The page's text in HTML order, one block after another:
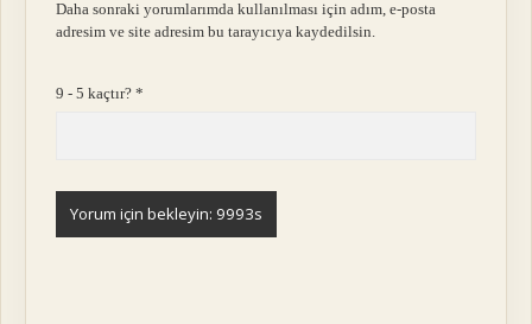
Daha sonraki yorumlarımda kullanılması için adım, e-posta
adresim ve site adresim bu tarayıcıya kaydedilsin.
9 - 5 kaçtır?*